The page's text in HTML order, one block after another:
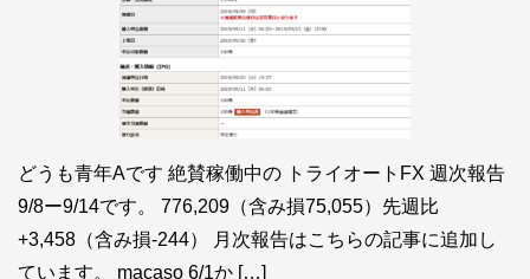
どうも青年Aです 絶賛稼働中の トライオートFX 週次報告
9/8ー9/14です。 776,209（含み損75,055）先週比
+3,458（含み損-244） 月次報告はこちらの記事に追加し
ています。 macaso 6/1か […]